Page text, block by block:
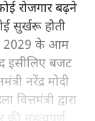
रोजगार बढ़ने
सुर्खरू होती
2029 के आम
इसीलिए बजट
नरेंद्र मोदी
द्वारा